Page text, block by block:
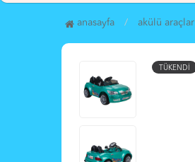
anasayfa akülü araçlar
TÜKENDİ